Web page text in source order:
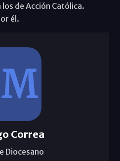
de Acción Católica.
él.
Correa
Diocesano